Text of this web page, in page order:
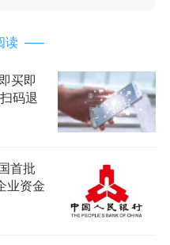
读
买即
码退
首批
业资金